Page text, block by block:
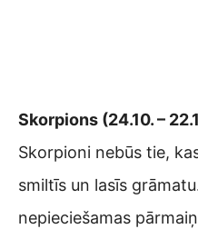
Skorpions (24.10. –
Skorpioni nebūs tie,
smiltīs un lasīs
nepieciešamas